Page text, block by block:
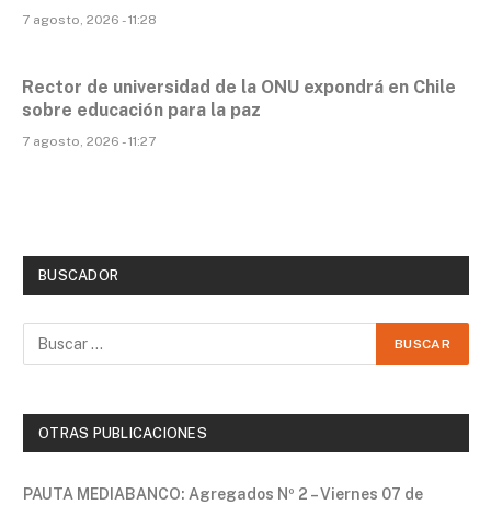
7 agosto, 2026 - 11:28
Rector de universidad de la ONU expondrá en Chile
sobre educación para la paz
7 agosto, 2026 - 11:27
BUSCADOR
OTRAS PUBLICACIONES
PAUTA MEDIABANCO: Agregados Nº 2 – Viernes 07 de